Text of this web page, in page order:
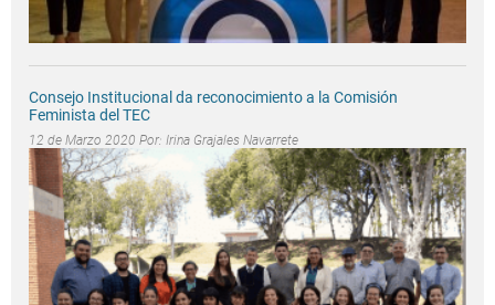
Consejo Institucional da reconocimiento a la Comisión
Feminista del TEC
12 de Marzo 2020 Por: Irina Grajales Navarrete